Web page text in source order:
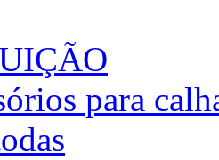
para